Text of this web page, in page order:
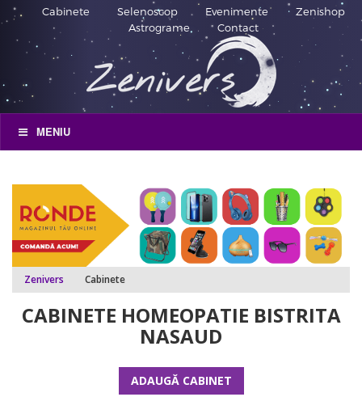
Cabinete Selenoscop Evenimente
Zenishop
Astrograme
Contact
MENIU
Zenivers Cabinete
CABINETE HOMEOPATIE BISTRITA
NASAUD
ADAUGĂ CABINET